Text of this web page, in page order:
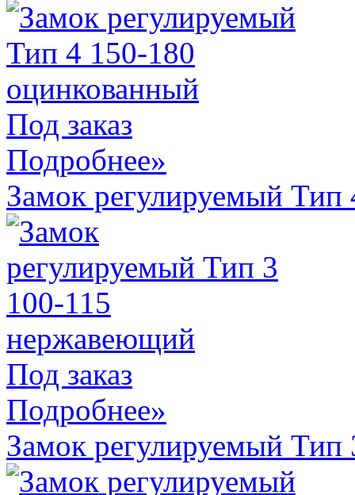
Под заказ
Подробнее»
Замок регулируемый
Под заказ
Подробнее»
Замок регулируемый